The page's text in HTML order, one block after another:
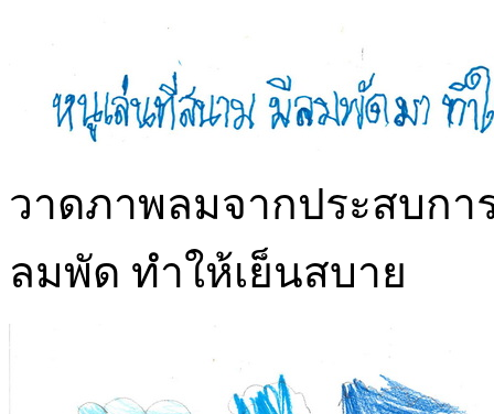
วาดภาพลมจากประสบก
ลมพัด ทำให้เย็นสบาย